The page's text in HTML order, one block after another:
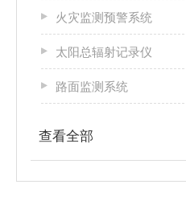
火灾监测预警系统
太阳总辐射记录仪
路面监测系统
查看全部